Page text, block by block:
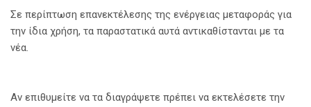
Σε περίπτωση επανεκτέλεσης της ενέργειας μεταφοράς για
την ίδια χρήση, τα παραστατικά αυτά αντικαθίστανται με τα
νέα.
Αν επιθυμείτε να τα διαγράψετε πρέπει να εκτελέσετε την